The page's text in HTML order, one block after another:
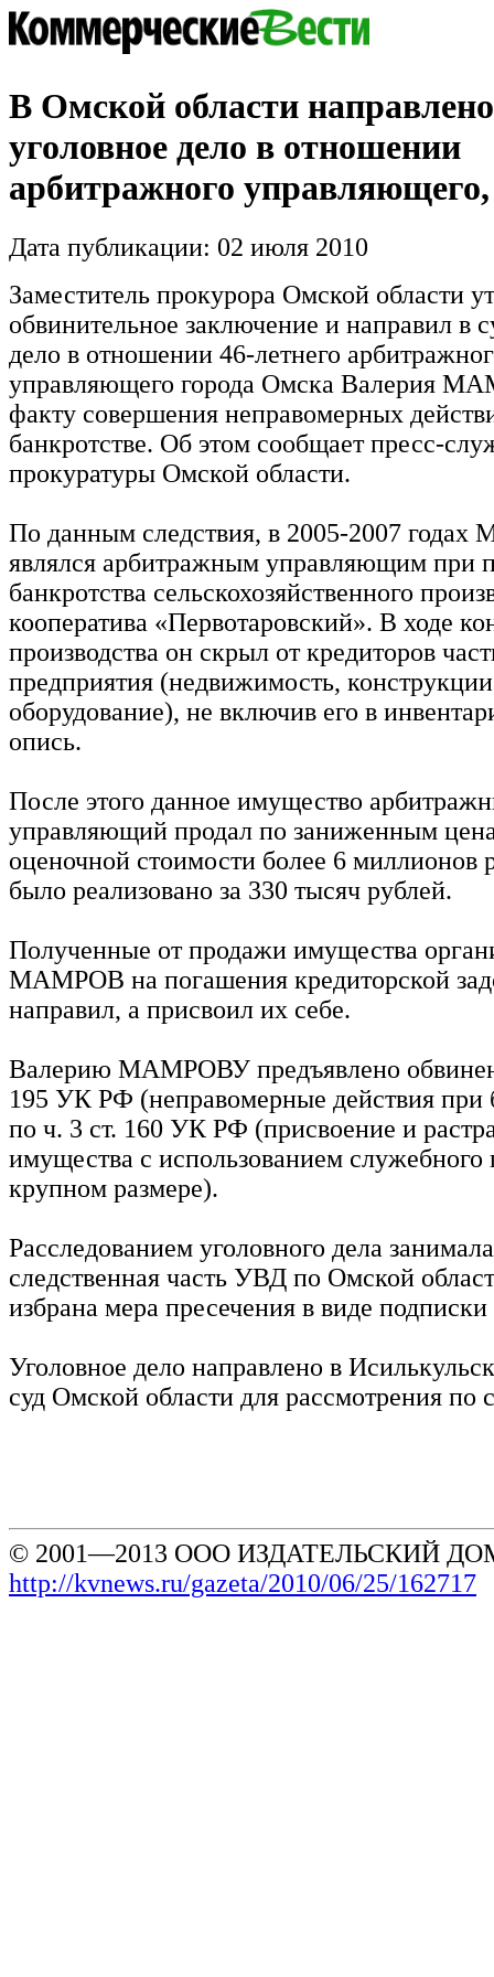
В Омской области
уголовное дело в отношении
арбитражного управляющего,
Дата публикации: 02 июля 2010
Заместитель прокурора Омской области
обвинительное заключение и направил в
дело в отношении 46-летнего
управляющего города Омска Валерия
факту совершения неправомерных
банкротстве. Об этом сообщает пресс-
прокуратуры Омской области.
По данным следствия, в 2005-2007
являлся арбитражным управляющим при
банкротства сельскохозяйственного
кооператива «Первотаровский». В ходе
производства он скрыл от кредиторов
предприятия (недвижимость,
оборудование), не включив его в
опись.
После этого данное имущество
управляющий продал по заниженным
оценочной стоимости более 6 миллионов
было реализовано за 330 тысяч рублей.
Полученные от продажи имущества
МАМРОВ на погашения кредиторской
направил, а присвоил их себе.
Валерию МАМРОВУ предъявлено
195 УК РФ (неправомерные действия при
по ч. 3 ст. 160 УК РФ (присвоение и
имущества с использованием служебного
крупном размере).
Расследованием уголовного дела
следственная часть УВД по Омской
избрана мера пресечения в виде
Уголовное дело направлено в
суд Омской области для рассмотрения по
© 2001—2013 ООО ИЗДАТЕЛЬСКИЙ
http://kvnews.ru/gazeta/2010/06/25/162717